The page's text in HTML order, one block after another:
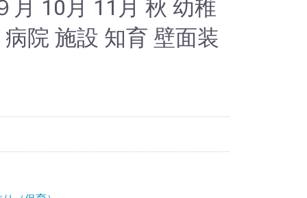
月 10月 11月 秋 幼稚
院 施設 知育 壁面装